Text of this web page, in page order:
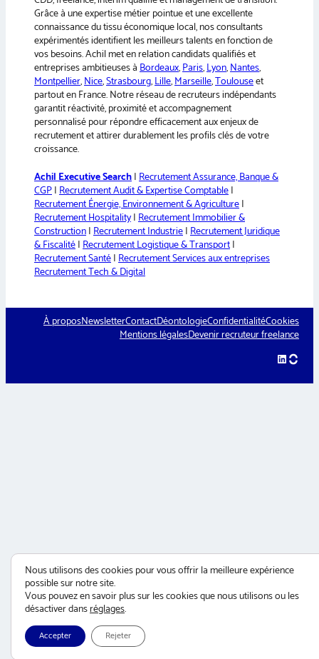
Grâce à une expertise métier pointue et une excellente
connaissance du tissu économique local, nos consultants
expérimentés identifient les meilleurs talents en fonction de
vos besoins. Achil met en relation candidats qualifiés et
entreprises ambitieuses àBordeaux,Paris,Lyon,Nantes,
Montpellier,Nice,Strasbourg,Lille,Marseille,Toulouseet
partout en France. Notre réseau de recruteurs indépendants
garantit réactivité, proximité et accompagnement
personnalisé pour répondre efficacement aux enjeux de
recrutement et attirer durablement les profils clés de votre
croissance.
Achil Executive Search|Recrutement Assurance, Banque &
CGP|Recrutement Audit & Expertise Comptable|
Recrutement Énergie, Environnement & Agriculture|
Recrutement Hospitality|Recrutement Immobilier &
Construction|Recrutement Industrie|Recrutement Juridique
& Fiscalité|Recrutement Logistique & Transport|
Recrutement Santé|Recrutement Services aux entreprises
Recrutement Tech & Digital
À proposNewsletterContactDéontologieConfidentialitéCookies
Mentions légalesDevenir recruteur freelance
LinkedIn
Nous utilisons des cookies pour vous offrir la meilleure expérience
possible sur notre site.
Vous pouvez en savoir plus sur les cookies que nous utilisons ou les
désactiver dansréglages.
Accepter Rejeter